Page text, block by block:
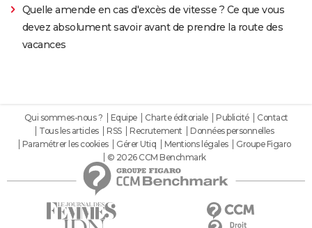
Quelle amende en cas d'excès de vitesse ? Ce que vous
devez absolument savoir avant de prendre la route des
vacances
Qui sommes-nous ? Equipe Charte éditoriale Publicité
Contact
Tous les articles
RSS Recrutement
Données personnelles
Paramétrer les cookies
Gérer Utiq Mentions légales
Groupe Figaro
© 2026 CCM Benchmark